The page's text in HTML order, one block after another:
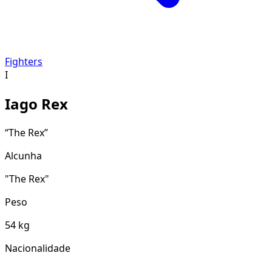
Fighters
I
Iago Rex
“The Rex”
Alcunha
"The Rex"
Peso
54 kg
Nacionalidade